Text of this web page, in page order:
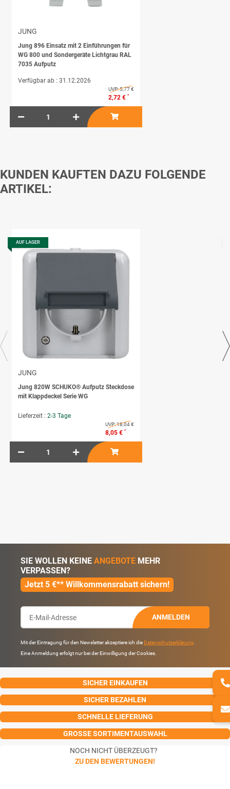
JUNG
Jung 896 Einsatz mit 2 Einführungen für
WG 800 und Sondergeräte Lichtgrau RAL
7035 Aufputz
Verfügbar ab : 31.12.2026
UVP:5,77 €
2,72 € *
KUNDEN KAUFTEN DAZU FOLGENDE
ARTIKEL:
AUF LAGER
JUNG
Jung 820W SCHUKO® Aufputz Steckdose
mit Klappdeckel Serie WG
Lieferzeit : 2-3 Tage
UVP:18,04 €
8,05 € *
SIE WOLLEN KEINE ANGEBOTE MEHR
VERPASSEN?
Jetzt 5 €** Willkommensrabatt sichern!
ANMELDEN
Mit der Eintragung für den Newsletter akzeptiere ich die Datenschutzerklärung
Eine Anmeldung erfolgt nur bei der Einwilligung der Cookies.
SICHER EINKAUFEN
SICHER BEZAHLEN
SCHNELLE LIEFERUNG
GROSSE SORTIMENTAUSWAHL
NOCH NICHT ÜBERZEUGT?
ZU DEN BEWERTUNGEN!